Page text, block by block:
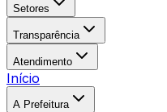
Setores
Transparência
Atendimento
Início
A Prefeitura